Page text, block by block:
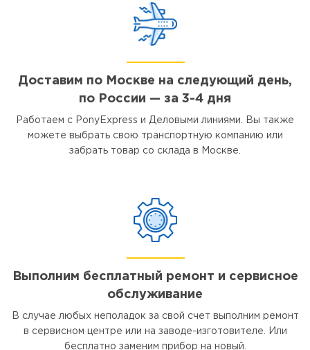
Доставим по Москве на следующий день,
по России — за 3-4 дня
Работаем с PonyExpress и Деловыми линиями. Вы также
можете выбрать свою транспортную компанию или
забрать товар со склада в Москве.
Выполним бесплатный ремонт и сервисное
обслуживание
В случае любых неполадок за свой счет выполним ремонт
в сервисном центре или на заводе-изготовителе. Или
бесплатно заменим прибор на новый.